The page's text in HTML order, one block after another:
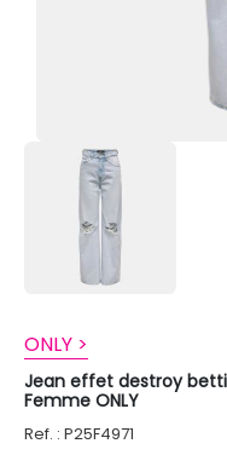
ONLY >
Jean effet destroy
Femme ONLY
Ref. : P25F4971